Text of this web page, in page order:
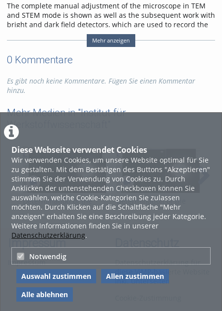
Diese Webseite verwendet Cookies
Wir verwenden Cookies, um unsere Website optimal für Sie
zu gestalten. Mit dem Bestätigen des Buttons "Akzeptieren"
stimmen Sie der Verwendung von Cookies zu. Durch
Anklicken der untenstehenden Checkboxen können Sie
auswählen, welche Cookie-Kategorien Sie zulassen
möchten. Durch Klicken auf die Schaltfläche "Mehr
anzeigen" erhalten Sie eine Beschreibung jeder Kategorie.
Weitere Informationen finden Sie in unserer
Datenschutzerklärung.
Notwendig
Auswahl zustimmen
Allen zustimmen
Alle ablehnen
The complete manual adjustment of the microscope in TEM
and STEM mode is shown as well as the subsequent work with
bright and dark field detectors, which are used to record the
images in the bright and dark field in the STEM. Finally, the
collection angle is determined, which is an important variable
bright & dark field detectors
collection angle
Kategorien: Fachgebiete,
Wissenschaft
Werkstoffwissenschaften
Mehr anzeigen
0 Kommentare
Es gibt noch keine Kommentare. Fügen Sie einen Kommentar
hinzu.
Mehr Medien in "Institut für
Werkstoffwissenschaft"
Determination of the
orientation matrix from
the Kikuchi pattern
Determination of the
orientation matrix from
the Kikuchi pattern
Impressum
Impressum
Datenschutzerklärung für
diese ViMP-basierte Website
inkl. Unterseiten